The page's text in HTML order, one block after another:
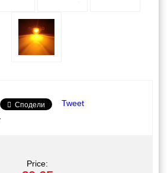
Сподели
Tweet
Price: